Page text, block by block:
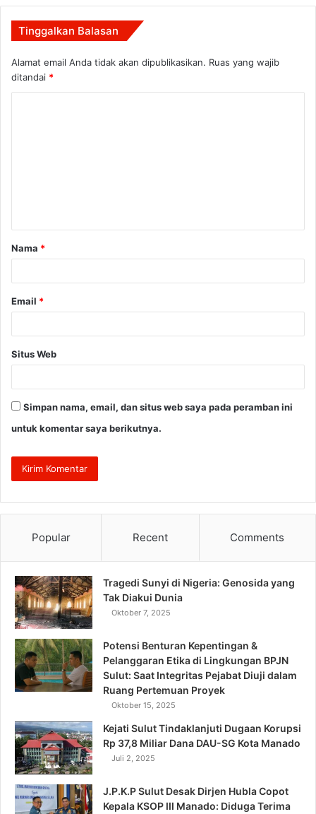
Tinggalkan Balasan
Alamat email Anda tidak akan dipublikasikan. Ruas yang wajib
ditandai *
a
r
Nama *
Email *
Situs Web
Simpan nama, email, dan situs web saya pada peramban ini
untuk komentar saya berikutnya.
Popular Recent Comments
Tragedi Sunyi di Nigeria: Genosida yang
Tak Diakui Dunia
Oktober 7, 2025
Potensi Benturan Kepentingan &
Pelanggaran Etika di Lingkungan BPJN
Sulut: Saat Integritas Pejabat Diuji dalam
Ruang Pertemuan Proyek
Oktober 15, 2025
Kejati Sulut Tindaklanjuti Dugaan Korupsi
Rp 37,8 Miliar Dana DAU-SG Kota Manado
Juli 2, 2025
J.P.K.P Sulut Desak Dirjen Hubla Copot
Kepala KSOP III Manado: Diduga Terima